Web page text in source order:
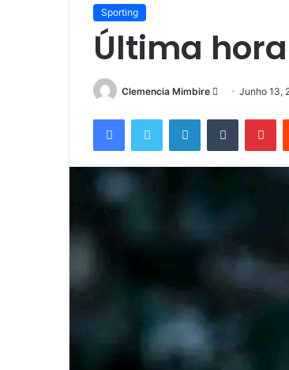
Sporting
Última
Clemencia Mimbire
Send
email
Junho 13,
FacebookTwitter LinkedInTumblr